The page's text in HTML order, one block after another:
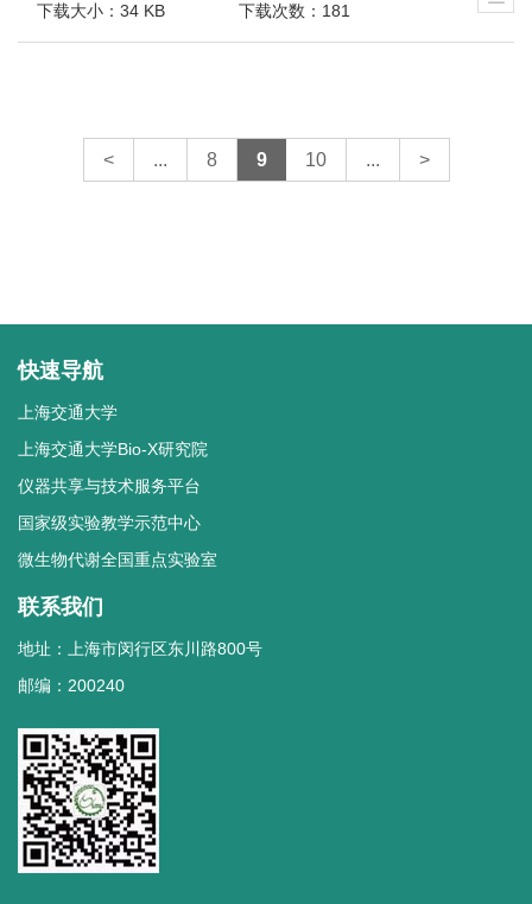
下载大小：34 KB 下载次数：181
< ... 8 9 10 ... >
快速导航
上海交通大学
上海交通大学Bio-X研究院
仪器共享与技术服务平台
国家级实验教学示范中心
微生物代谢全国重点实验室
联系我们
地址：上海市闵行区东川路800号
邮编：200240